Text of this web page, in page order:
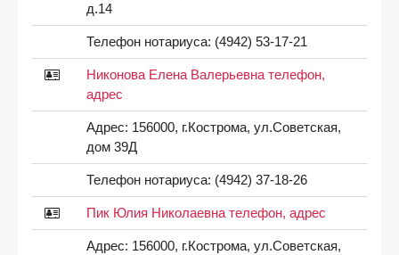
д.14
Телефон нотариуса: (4942) 53-17-21
Никонова Елена Валерьевна телефон,
адрес
Адрес: 156000, г.Кострома, ул.Советская,
дом 39Д
Телефон нотариуса: (4942) 37-18-26
Пик Юлия Николаевна телефон, адрес
Адрес: 156000, г.Кострома, ул.Советская,